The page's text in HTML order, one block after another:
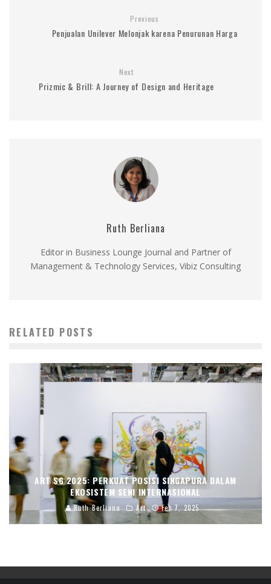
Previous
Penjualan Unilever Melonjak karena Penurunan Harga
Next
Prizmic & Brill: A Journey of Design and Heritage
Ruth Berliana
Editor in Business Lounge Journal and Partner of
Management & Technology Services, Vibiz Consulting
RELATED POSTS
ART SG 2025: PERKUAT POSISI SINGAPURA DALAM
EKOSISTEM SENI INTERNASIONAL
Ruth Berliana Art Feb 7, 2025